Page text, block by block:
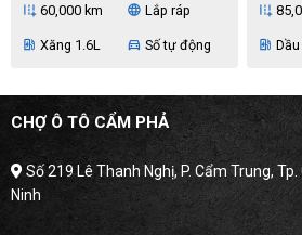
add_road 60,000 km language Lắp ráp
ev_station Xăng 1.6L directions_car Số tự động
add_road
ev_station Dầu
CHỢ Ô TÔ CẨM PHẢ
Số 219 Lê Thanh Nghị, P. Cẩm Trung,
Ninh